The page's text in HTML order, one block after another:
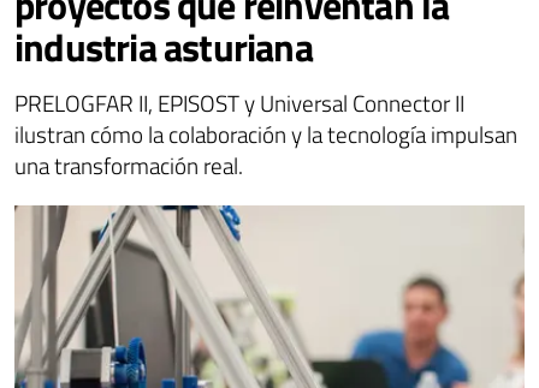
industria asturiana
PRELOGFAR II, EPISOST y Universal Connector II
ilustran cómo la colaboración y la tecnología impulsan
una transformación real.